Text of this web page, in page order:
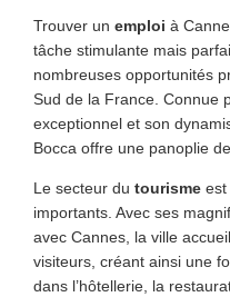
Trouver un emploi à
tâche stimulante mais
nombreuses opportunités
Sud de la France. Connue
exceptionnel et son
Bocca offre une panoplie
Le secteur du tourisme est
importants. Avec ses
avec Cannes, la ville
visiteurs, créant ainsi une
dans l’hôtellerie, la